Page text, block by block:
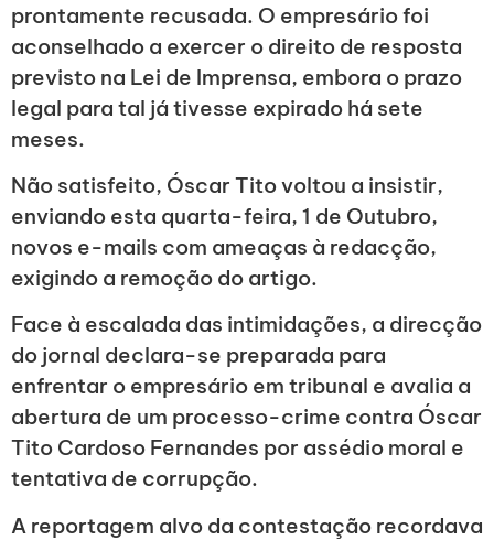
prontamente recusada. O empresário foi
aconselhado a exercer o direito de resposta
previsto na Lei de Imprensa, embora o prazo
legal para tal já tivesse expirado há sete
meses.
Não satisfeito, Óscar Tito voltou a insistir,
enviando esta quarta-feira, 1 de Outubro,
novos e-mails com ameaças à redacção,
exigindo a remoção do artigo.
Face à escalada das intimidações, a direcção
do jornal declara-se preparada para
enfrentar o empresário em tribunal e avalia a
abertura de um processo-crime contra Óscar
Tito Cardoso Fernandes por assédio moral e
tentativa de corrupção.
A reportagem alvo da contestação recordava